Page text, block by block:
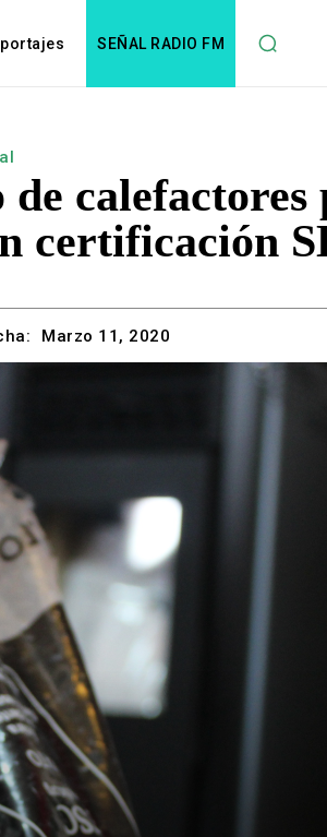
SEÑAL RADIO FM
certificación
Marzo 11, 2020